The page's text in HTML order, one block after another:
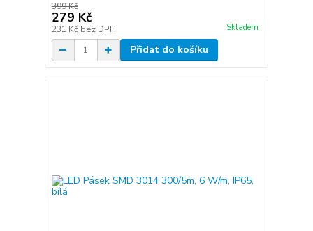
399 Kč
279 Kč
231 Kč bez DPH Skladem
Přidat do košíku